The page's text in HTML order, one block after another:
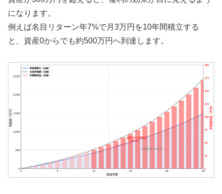
になります。
例えば名目リターン年7%で月3万円を10年間積立する
と、資産0からでも約500万円へ到達します。